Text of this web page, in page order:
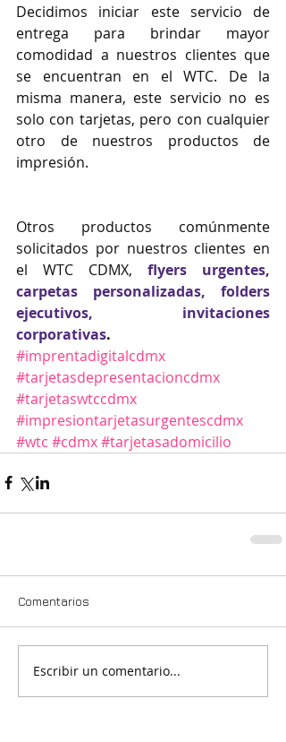
Decidimos iniciar este servicio de
entrega para brindar mayor
comodidad a nuestros clientes que
se encuentran en el WTC. De la
misma manera, este servicio no es
solo con tarjetas, pero con cualquier
otro de nuestros productos de
impresión.
Otros productos comúnmente
solicitados por nuestros clientes en
el WTC CDMX, flyers urgentes
carpetas personalizadas, folders
ejecutivos, invitaciones
corporativas.
#imprentadigitalcdmx
#tarjetasdepresentacioncdmx
#tarjetaswtccdmx
#impresiontarjetasurgentescdmx
#wtc #cdmx#tarjetasadomicilio
Comentarios
Escribir un comentario...